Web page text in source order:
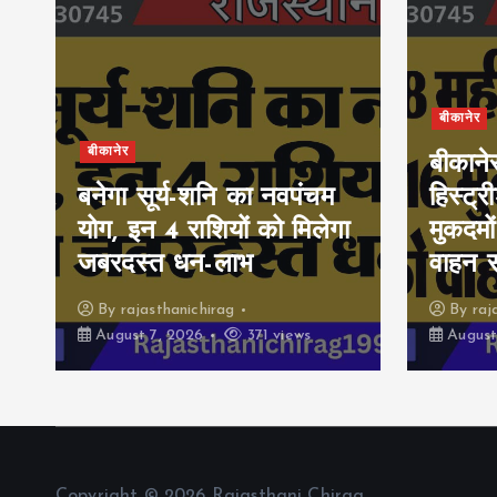
बीकानेर
बनेगा सूर्य-शनि का नवपंचम
योग, इन 4 राशियों को मिलेगा
जबरदस्त धन-लाभ
By rajasthanichirag
August 7, 2026
371 views
बीकानेर
वाहन
By